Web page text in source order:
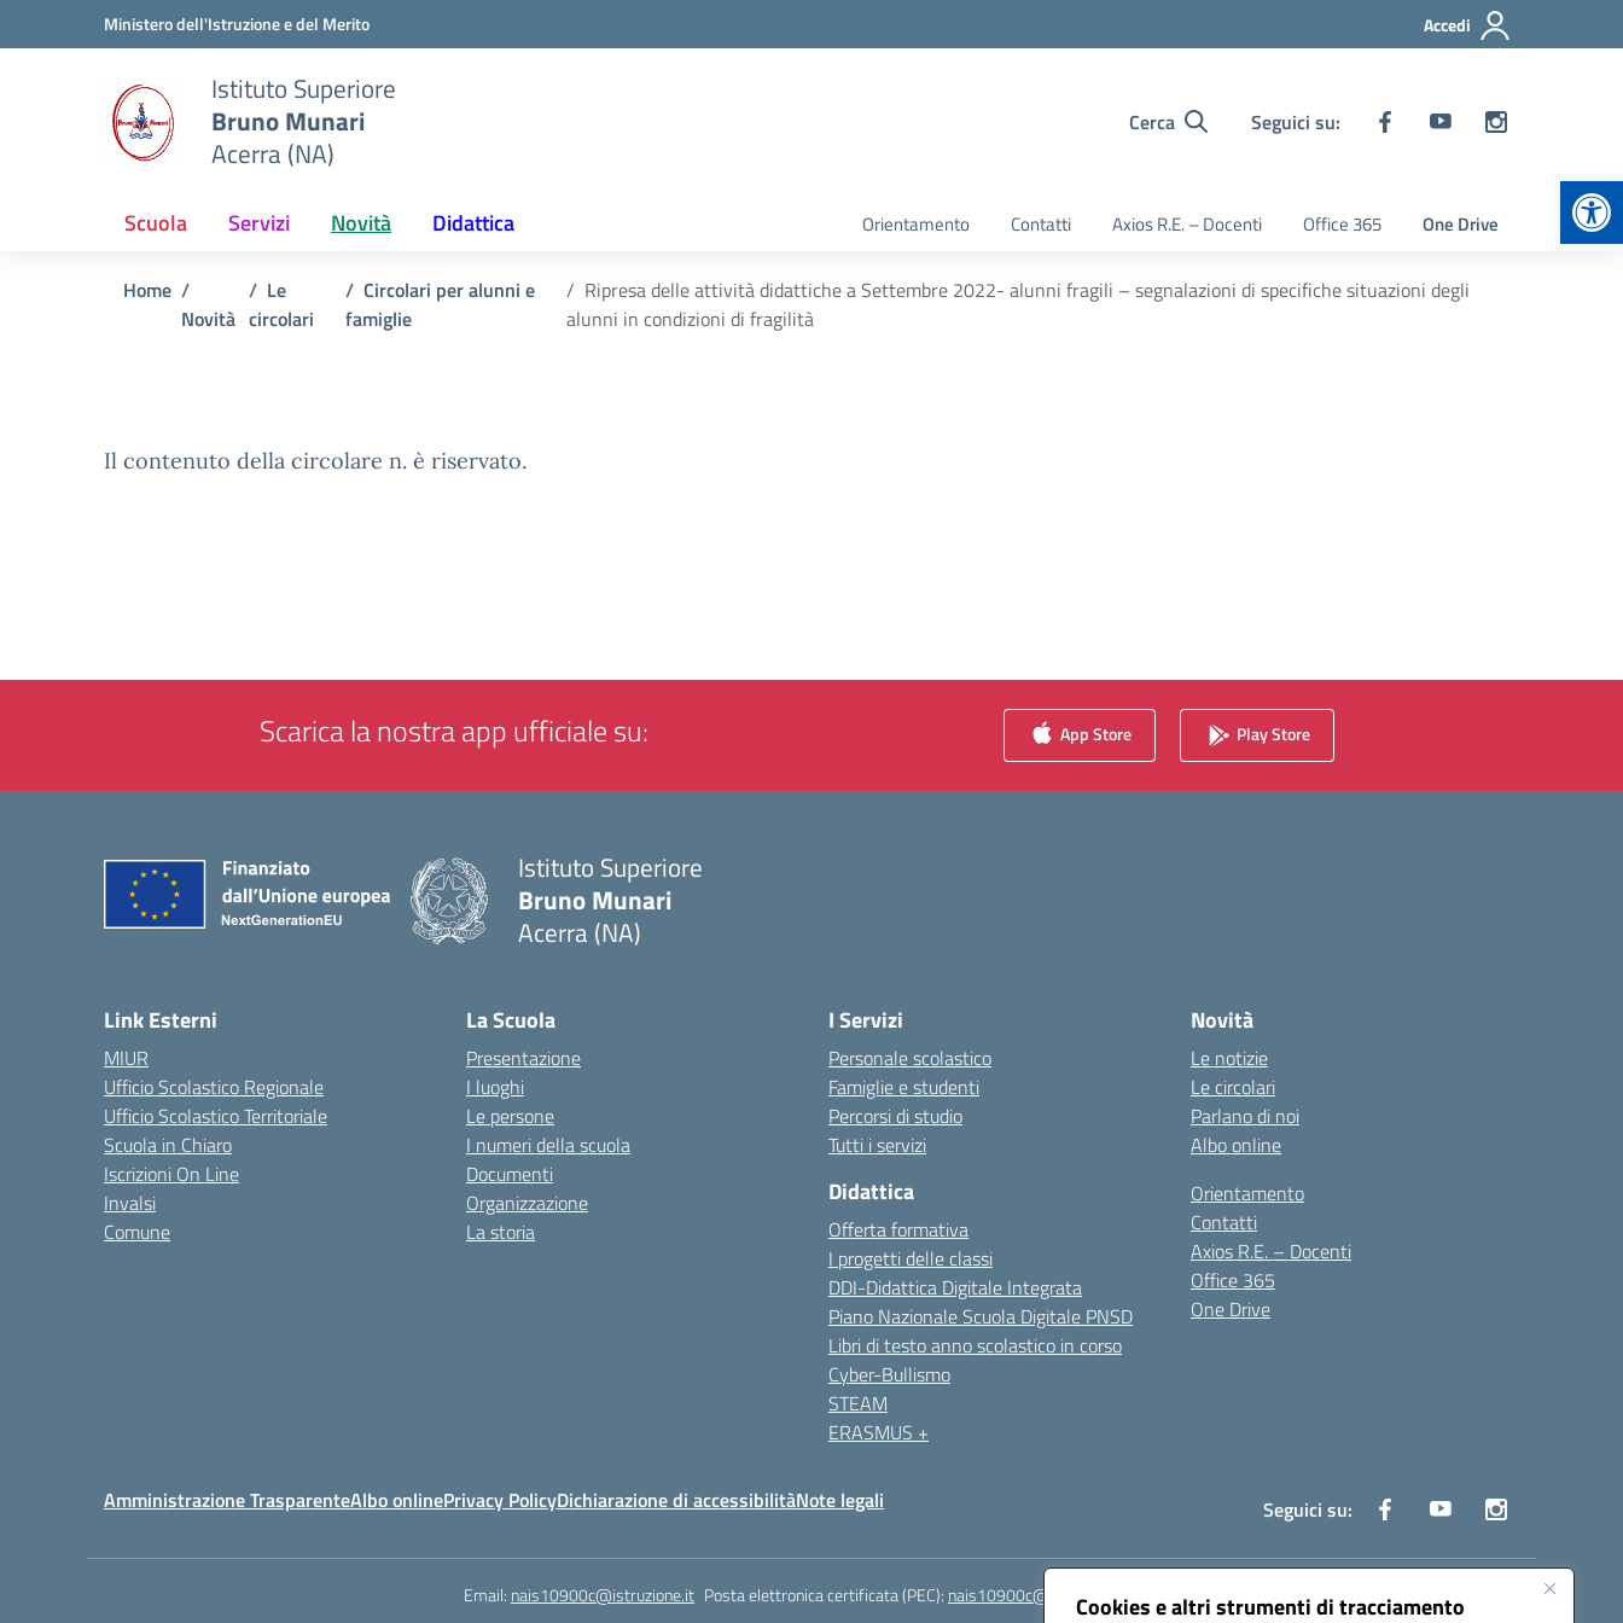
Cookies e altri strumenti di tracciamento
Vai ai contenuti
Vai al menu di navigazioneMinistero dell'Istruzione e del Merito Accedi
Istituto Superiore
Bruno Munari
Acerra (NA)
Cerca Seguici su:
Scuola Servizi Novità Didattica Orientamento Contatti Axios R.E. – Docenti Office 365 One Drive
Home
Novità
Le
circolari
Circolari per alunni e
famiglie
Ripresa delle attività didattiche a Settembre 2022- alunni fragili – segnalazioni di specifiche situazioni degli
alunni in condizioni di fragilità
Il contenuto della circolare n. è riservato.
Scarica la nostra app ufficiale su: App Store Play Store
Istituto Superiore
Bruno Munari
Acerra (NA)
Link Esterni
MIUR
Ufficio Scolastico Regionale
Ufficio Scolastico Territoriale
Scuola in Chiaro
Iscrizioni On Line
Invalsi
Comune
La Scuola
Presentazione
I luoghi
Le persone
I numeri della scuola
Documenti
Organizzazione
La storia
I Servizi
Personale scolastico
Famiglie e studenti
Percorsi di studio
Tutti i servizi
Didattica
Offerta formativa
I progetti delle classi
DDI-Didattica Digitale Integrata
Piano Nazionale Scuola Digitale PNSD
Libri di testo anno scolastico in corso
Cyber-Bullismo
STEAM
ERASMUS +
Novità
Le notizie
Le circolari
Parlano di noi
Albo online
Orientamento
Contatti
Axios R.E. – Docenti
Office 365
One Drive
Amministrazione TrasparenteAlbo onlinePrivacy PolicyDichiarazione di accessibilitàNote legali Seguici su:
Email: nais10900c@istruzione.it Posta elettronica certificata (PEC): nais10900c@pec.istruzione.it